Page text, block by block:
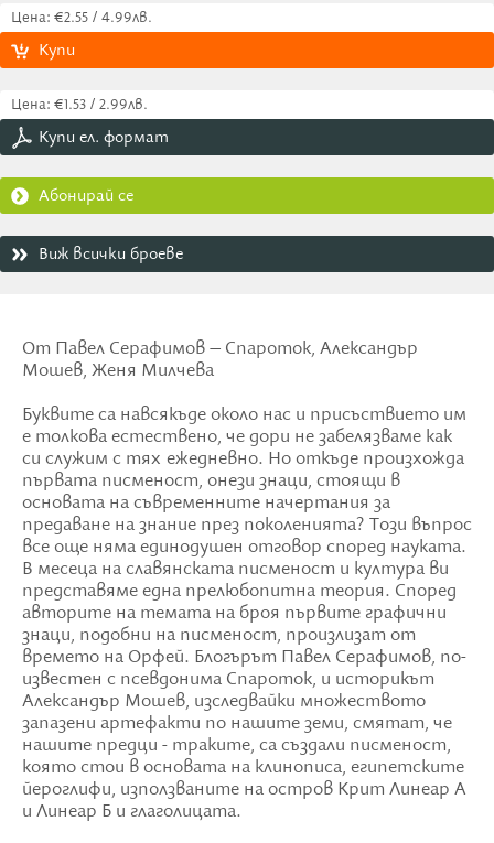
Цена: €2.55 / 4.99лв.
Купи
Цена: €1.53 / 2.99лв.
Купи ел. формат
Абонирай се
Виж всички броеве
От Павел Серафимов – Спароток, Александър
Мошев, Женя Милчева
Буквите са навсякъде около нас и присъствието им
е толкова естествено, че дори не забелязваме как
си служим с тях ежедневно. Но откъде произхожда
първата писменост, онези знаци, стоящи в
основата на съвременните начертания за
предаване на знание през поколенията? Този въпрос
все още няма единодушен отговор според науката.
В месеца на славянската писменост и култура ви
представяме една прелюбопитна теория. Според
авторите на темата на броя първите графични
знаци, подобни на писменост, произлизат от
времето на Орфей. Блогърът Павел Серафимов, по-
известен с псевдонима Спароток, и историкът
Александър Мошев, изследвайки множеството
запазени артефакти по нашите земи, смятат, че
нашите предци - траките, са създали писменост,
която стои в основата на клинописа, египетските
йероглифи, използваните на остров Крит Линеар А
и Линеар Б и глаголицата.